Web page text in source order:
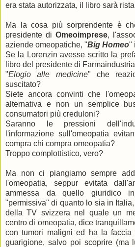
era stata autorizzata, il libro sarà
Ma la cosa più sorprendente è
presidente di Omeoimprese,
aziende omeopatiche, "Big Homeo"
Se la Lorenzin avesse scritto la
libro del presidente di
"Elogio alle medicine" che
suscitato?
Siete ancora convinti che
alternativa e non un semplice
consumatori più creduloni?
Saranno le pressioni
l'informazione sull'omeopatia
compra chi compra omeopatia?
Troppo complottistico, vero?
Ma non ci piangiamo sempre
l'omeopatia, seppur evitata
ammessa da quello giuridico
"permissiva" di quanto lo sia in
della TV svizzera nel quale un
centro di omeopatia, dice
con tumori maligni ed ha la faccia
guarigione, salvo poi scoprire (ma